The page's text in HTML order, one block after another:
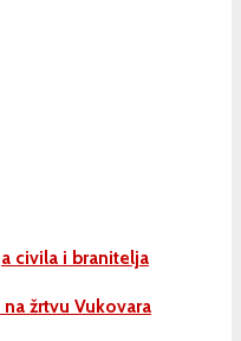
civila i branitelja
žrtvu Vukovara